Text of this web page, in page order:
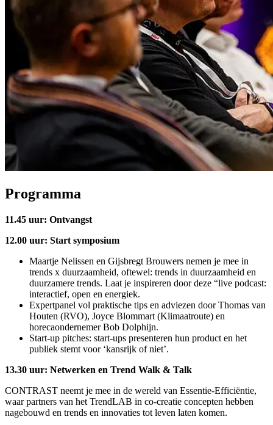
Programma
11.45 uur: Ontvangst
12.00 uur: Start symposium
Maartje Nelissen en Gijsbregt Brouwers nemen je mee in
trends x duurzaamheid, oftewel: trends in duurzaamheid en
duurzamere trends. Laat je inspireren door deze “live podcast:
interactief, open en energiek.
Expertpanel vol praktische tips en adviezen door Thomas van
Houten (RVO), Joyce Blommart (Klimaatroute) en
horecaondernemer Bob Dolphijn.
Start-up pitches: start-ups presenteren hun product en het
publiek stemt voor ‘kansrijk of niet’.
13.30 uur: Netwerken en Trend Walk & Talk
CONTRAST neemt je mee in de wereld van Essentie-Efficiëntie,
waar partners van het TrendLAB in co-creatie concepten hebben
nagebouwd en trends en innovaties tot leven laten komen.